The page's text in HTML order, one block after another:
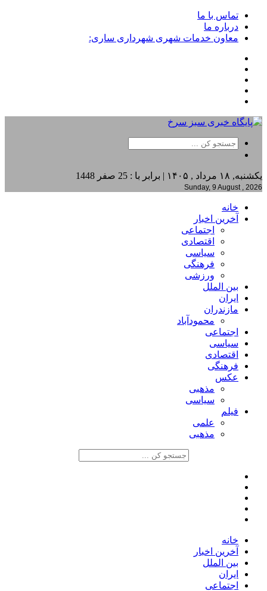
تماس با ما
درباره ما
معاون خدمات شهری شهرداری ساری:
یکشنبه, ۱۸ مرداد , ۱۴۰۵ | برابر با : 25 صفر 1448
Sunday, 9 August , 2026
خانه
آخرین اخبار
اجتماعی
اقتصادی
سیاسی
فرهنگی
ورزشی
بین الملل
ایران
مازندران
محمودآباد
اجتماعی
سیاسی
اقتصادی
فرهنگی
عکس
مذهبی
سیاسی
فیلم
علمی
مذهبی
خانه
آخرین اخبار
بین الملل
ایران
اجتماعی